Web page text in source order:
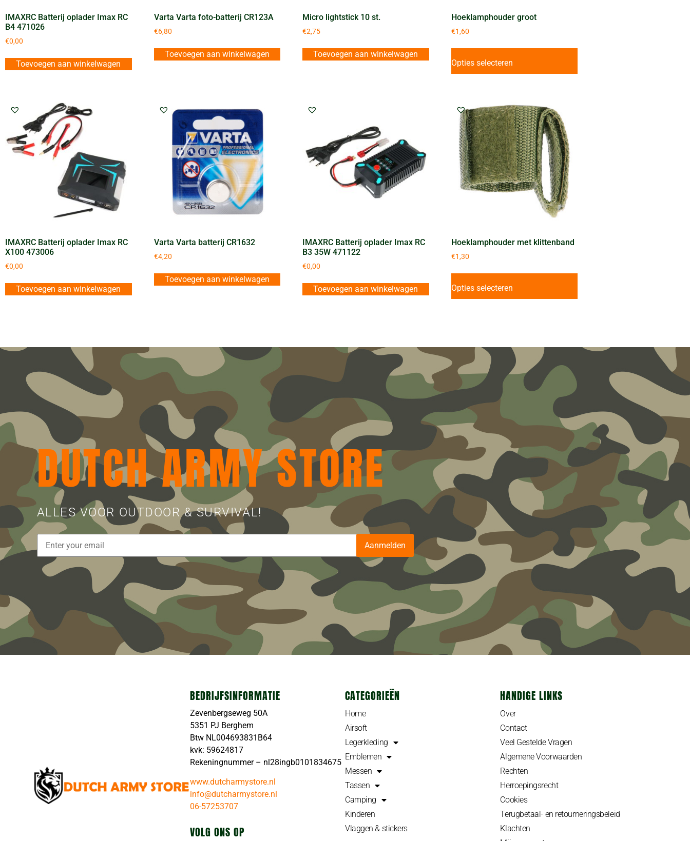
IMAXRC Batterij oplader Imax RC
B4 471026
€0,00
Toevoegen aan winkelwagen
Varta Varta foto-batterij CR123A
€6,80
Toevoegen aan winkelwagen
Micro lightstick 10 st.
€2,75
Toevoegen aan winkelwagen
Hoeklamphouder groot
€1,60
Opties selecteren
IMAXRC Batterij oplader Imax RC
X100 473006
€0,00
Toevoegen aan winkelwagen
Varta Varta batterij CR1632
€4,20
Toevoegen aan winkelwagen
IMAXRC Batterij oplader Imax RC
B3 35W 471122
€0,00
Toevoegen aan winkelwagen
Hoeklamphouder met klittenband
€1,30
Opties selecteren
DUTCH ARMY STORE
ALLES VOOR OUTDOOR & SURVIVAL!
Aanmelden
BEDRIJFSINFORMATIE
Zevenbergseweg 50A
5351 PJ Berghem
Btw NL004693831B64
kvk: 59624817
Rekeningnummer – nl28ingb0101834675
www.dutcharmystore.nl
info@dutcharmystore.nl
06-57253707
VOLG ONS OP
CATEGORIEËN
Home
Airsoft
Legerkleding
Emblemen
Messen
Tassen
Camping
Kinderen
Vlaggen & stickers
HANDIGE LINKS
Over
Contact
Veel Gestelde Vragen
Algemene Voorwaarden
Rechten
Herroepingsrecht
Cookies
Terugbetaal- en retourneringsbeleid
Klachten